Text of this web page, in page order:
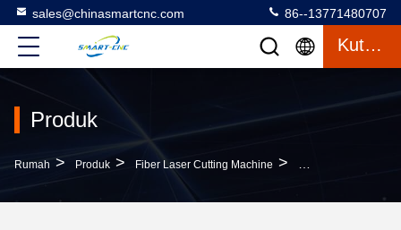
sales@chinasmartcnc.com 86--13771480707
Kutipan
Produk
Rumah > Produk > Fiber Laser Cutting Machine > Mesin Pemotong